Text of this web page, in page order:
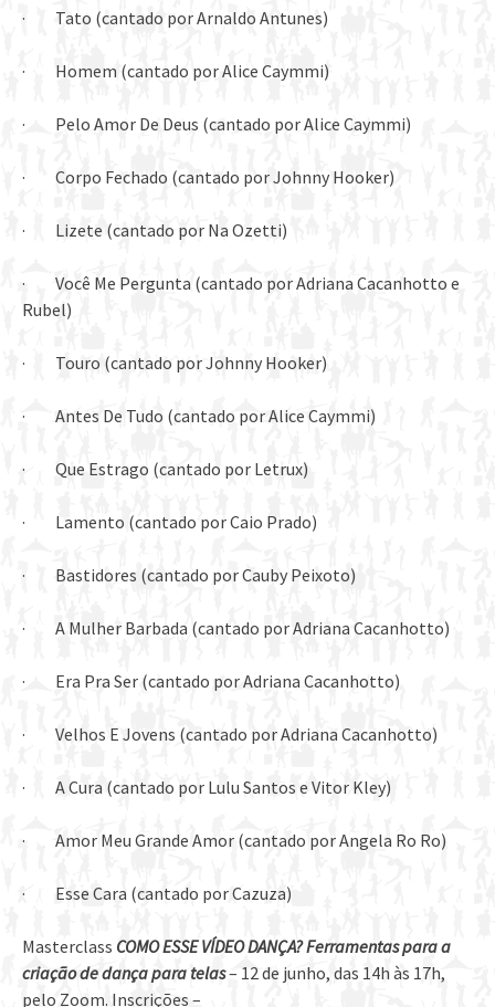
· Tato (cantado por Arnaldo Antunes)
· Homem (cantado por Alice Caymmi)
· Pelo Amor De Deus (cantado por Alice Caymmi)
· Corpo Fechado (cantado por Johnny Hooker)
· Lizete (cantado por Na Ozetti)
· Você Me Pergunta (cantado por Adriana Cacanhotto e
Rubel)
· Touro (cantado por Johnny Hooker)
· Antes De Tudo (cantado por Alice Caymmi)
· Que Estrago (cantado por Letrux)
· Lamento (cantado por Caio Prado)
· Bastidores (cantado por Cauby Peixoto)
· A Mulher Barbada (cantado por Adriana Cacanhotto)
· Era Pra Ser (cantado por Adriana Cacanhotto)
· Velhos E Jovens (cantado por Adriana Cacanhotto)
· A Cura (cantado por Lulu Santos e Vitor Kley)
· Amor Meu Grande Amor (cantado por Angela Ro Ro)
· Esse Cara (cantado por Cazuza)
Masterclass COMO ESSE VÍDEO DANÇA? Ferramentas para a
criação de dança para telas– 12 de junho, das 14h às 17h,
pelo Zoom. Inscrições –